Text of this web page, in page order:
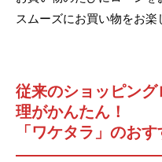
スムーズにお買い物をお楽
従来のショッピン
理がかんたん！
「ワケタラ」のお